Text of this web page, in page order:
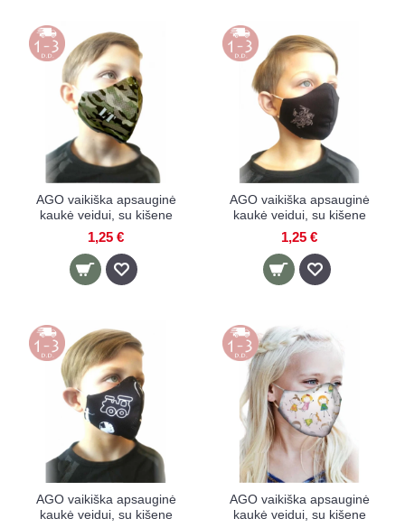
AGO vaikiška apsauginė
kaukė veidui, su kišene
1,25 €
AGO vaikiška apsauginė
kaukė veidui, su kišene
1,25 €
AGO vaikiška apsauginė
kaukė veidui, su kišene
AGO vaikiška apsauginė
kaukė veidui, su kišene